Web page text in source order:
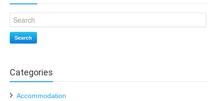
Search
Categories
Accommodation